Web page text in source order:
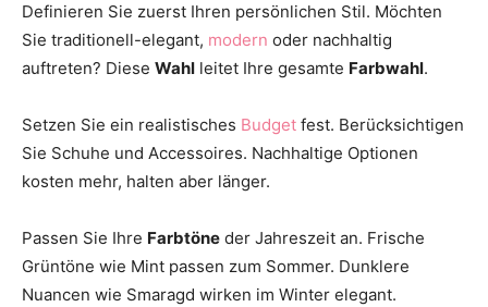
Definieren Sie zuerst Ihren persönlichen Stil. Möchten
Sie traditionell-elegant, modern oder nachhaltig
auftreten? Diese Wahl leitet Ihre gesamte Farbwahl.
Setzen Sie ein realistisches Budget fest. Berücksichtigen
Sie Schuhe und Accessoires. Nachhaltige Optionen
kosten mehr, halten aber länger.
Passen Sie Ihre Farbtöne der Jahreszeit an. Frische
Grüntöne wie Mint passen zum Sommer. Dunklere
Nuancen wie Smaragd wirken im Winter elegant.